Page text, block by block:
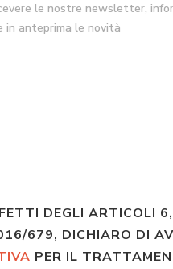
le nostre newsletter,
in anteprima le novità
DEGLI ARTICOLI
679, DICHIARO DI
PER IL